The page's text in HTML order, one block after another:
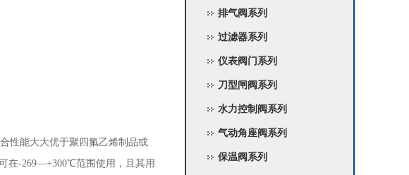
性能大大优于聚四氟乙烯制品或
在-269—+300℃范围使用，且其用
排气阀系列
过滤器系列
仪表阀门系列
刀型闸阀系列
水力控制阀系列
气动角座阀系列
保温阀系列